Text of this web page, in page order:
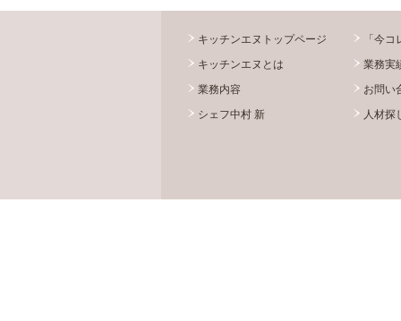
キッチンエヌトップページ
キッチンエヌとは
業務内容
シェフ中村 新
「今
業務実
お問い
人材探